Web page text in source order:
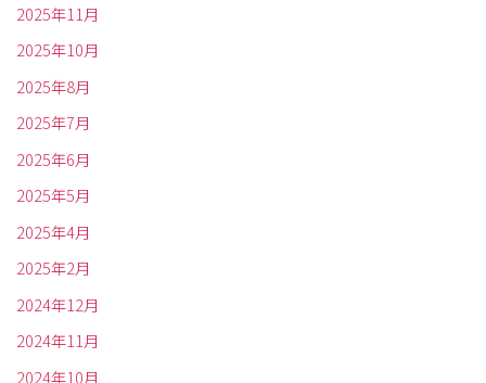
2025年11月
2025年10月
2025年8月
2025年7月
2025年6月
2025年5月
2025年4月
2025年2月
2024年12月
2024年11月
2024年10月